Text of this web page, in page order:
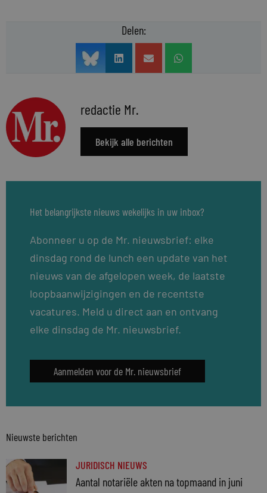
Delen:
redactie Mr.
Bekijk alle berichten
Het belangrijkste nieuws wekelijks in uw inbox?
Abonneer u op de Mr. nieuwsbrief: elke
dinsdag rond de lunch een update van het
nieuws van de afgelopen week, de laatste
loopbaanwijzigingen en de recentste
vacatures. Meld u direct aan en ontvang
elke dinsdag de Mr. nieuwsbrief.
Aanmelden voor de Mr. nieuwsbrief
Nieuwste berichten
JURIDISCH NIEUWS
Aantal notariële akten na topmaand in juni